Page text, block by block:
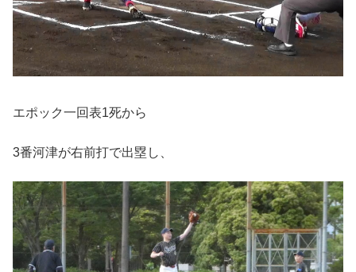
エポック一回表1死から
3番河津が右前打で出塁し、